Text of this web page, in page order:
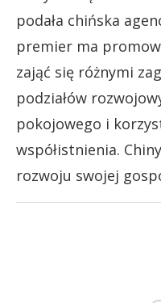
podała chińska
premier ma
zająć się różnymi
podziałów
pokojowego i
współistnienia.
rozwoju swojej